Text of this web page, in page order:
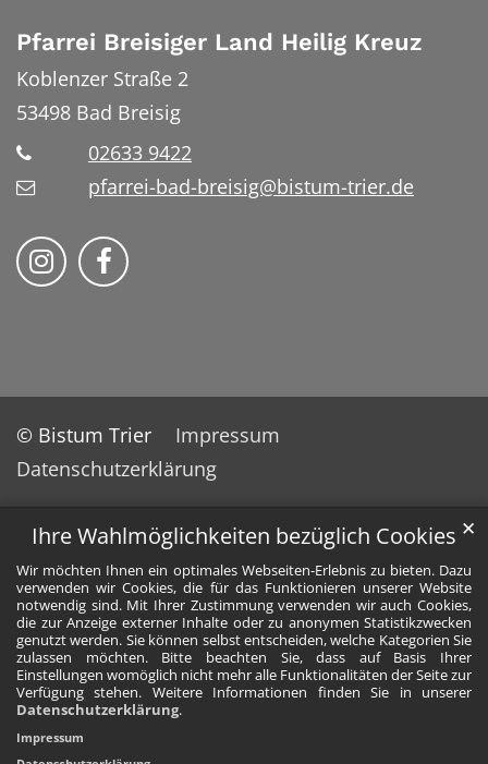
Ihre Wahlmöglichkeiten bezüglich Cookies
Wir möchten Ihnen ein optimales Webseiten-Erlebnis zu bieten. Dazu
verwenden wir Cookies, die für das Funktionieren unserer Website
notwendig sind. Mit Ihrer Zustimmung verwenden wir auch Cookies,
die zur Anzeige externer Inhalte oder zu anonymen Statistikzwecken
genutzt werden. Sie können selbst entscheiden, welche Kategorien Sie
zulassen möchten. Bitte beachten Sie, dass auf Basis Ihrer
Einstellungen womöglich nicht mehr alle Funktionalitäten der Seite zur
Verfügung stehen. Weitere Informationen finden Sie in unserer
Datenschutzerklärung.
✕
Impressum
Pfarrei Breisiger Land Heilig Kreuz
Koblenzer Straße 2
53498 Bad Breisig
02633 9422
pfarrei-bad-breisig@bistum-trier.de
Folge uns auf Instragram
Folge uns auf Facebook
© Bistum Trier
Impressum
Datenschutzerklärung